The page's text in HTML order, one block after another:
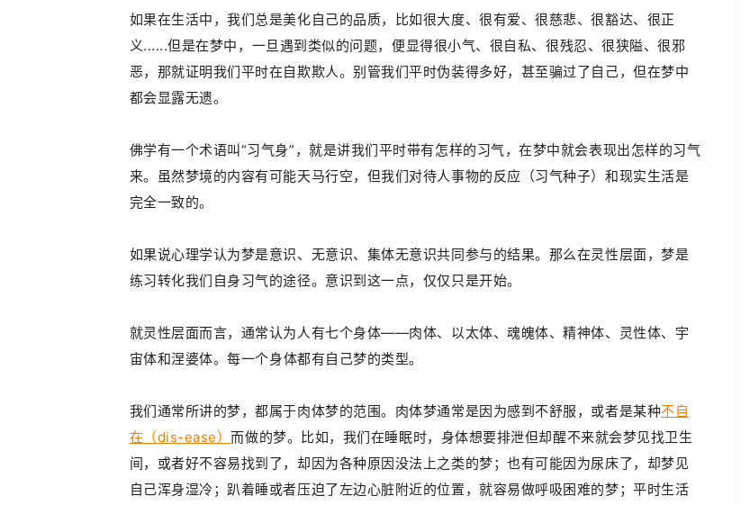
如果在生活中，我们总是美化自己的品质，比如很大度、很有爱、很慈悲、很豁达、很正
义......但是在梦中，一旦遇到类似的问题，便显得很小气、很自私、很残忍、很狭隘、很邪
恶，那就证明我们平时在自欺欺人。别管我们平时伪装得多好，甚至骗过了自己，但在梦中
都会显露无遗。
佛学有一个术语叫“习气身”，就是讲我们平时带有怎样的习气，在梦中就会表现出怎样的习气
来。虽然梦境的内容有可能天马行空，但我们对待人事物的反应（习气种子）和现实生活是
完全一致的。
如果说心理学认为梦是意识、无意识、集体无意识共同参与的结果。 那么在灵性层面，梦是
练习转化我们自身习气的途径。意识到这一点，仅仅只是开始。
就灵性层面而言，通常认为人有七个身体——肉体、以太体、魂魄体、精神体、灵性体、宇
宙体和涅婆体。每一个身体都有自己梦的类型。
我们通常所讲的梦，都属于肉体梦的范围。肉体梦通常是因为感到不舒服，或者是某种不自
在（dis-ease）而做的梦。比如，我们在睡眠时，身体想要排泄但却醒不来就会梦见找卫生
间，或者好不容易找到了，却因为各种原因没法上之类的梦；也有可能因为尿床了，却梦见
自己浑身湿冷；趴着睡或者压迫了左边心脏附近的位置，就容易做呼吸困难的梦；平时生活